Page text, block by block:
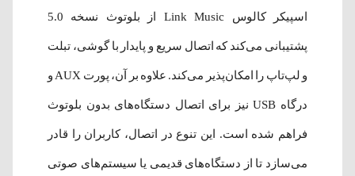
اسپیکر کالوس Link Music از بلوتوث نسخه 5.0
پشتیبانی می‌کند که اتصال سریع و پایدار با گوشی، تبلت
و لپ‌تاپ را امکان‌پذیر می‌کند. علاوه بر آن، پورت AUX و
درگاه USB نیز برای اتصال دستگاه‌های بدون بلوتوث
فراهم شده است. این تنوع در اتصال، کاربران را قادر
می‌سازد تا از دستگاه‌های قدیمی یا سیستم‌های صوتی